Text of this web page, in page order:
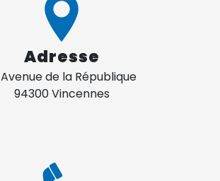
Adresse
Avenue de la République
94300 Vincennes